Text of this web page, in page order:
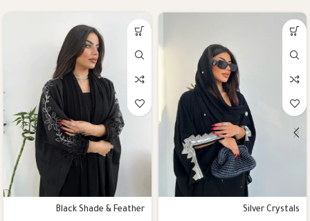
Silver Crystals
Black Shade & Feather